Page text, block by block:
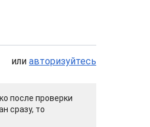
или авторизуйтесь
после проверки
сразу, то